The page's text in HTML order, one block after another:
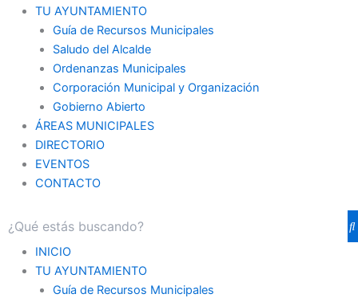
TU AYUNTAMIENTO
Guía de Recursos Municipales
Saludo del Alcalde
Ordenanzas Municipales
Corporación Municipal y Organización
Gobierno Abierto
ÁREAS MUNICIPALES
DIRECTORIO
EVENTOS
CONTACTO
INICIO
TU AYUNTAMIENTO
Guía de Recursos Municipales